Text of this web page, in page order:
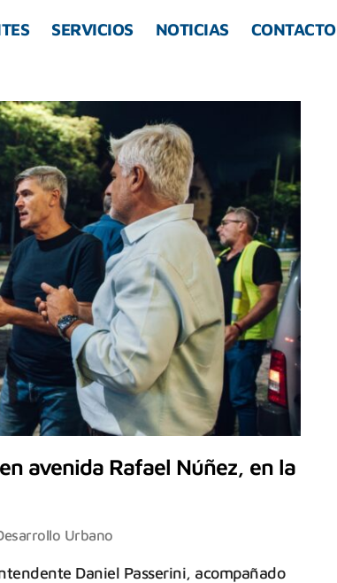
SERVICIOS NOTICIAS CONTACTO
avenida Rafael Núñez, en la
Urbano
Daniel Passerini, acompañado